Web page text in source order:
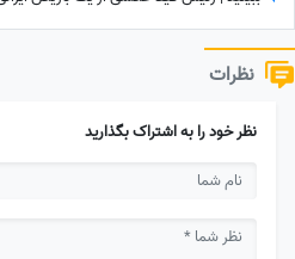
نظرات
نظر خود را به اشتراک بگذارید